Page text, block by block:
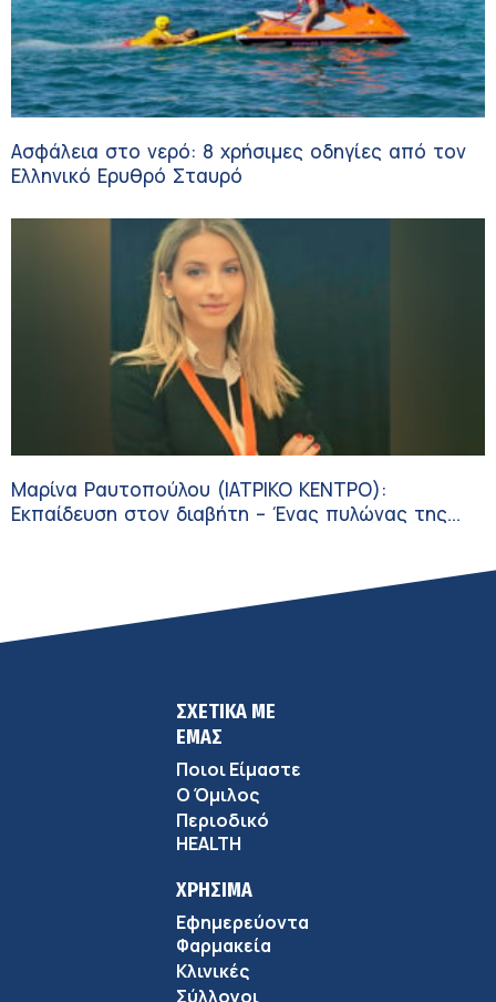
Ασφάλεια στο νερό: 8 χρήσιμες οδηγίες από τον
Ελληνικό Ερυθρό Σταυρό
Μαρίνα Ραυτοπούλου (ΙΑΤΡΙΚΟ ΚΕΝΤΡΟ):
Εκπαίδευση στον διαβήτη – Ένας πυλώνας της
ΣΧΕΤΙΚΑ ΜΕ
ΕΜΑΣ
Ποιοι Είμαστε
Ο Όμιλος
Περιοδικό
HEALTH
ΧΡΗΣΙΜΑ
Εφημερεύοντα
Φαρμακεία
Κλινικές
Σύλλογοι